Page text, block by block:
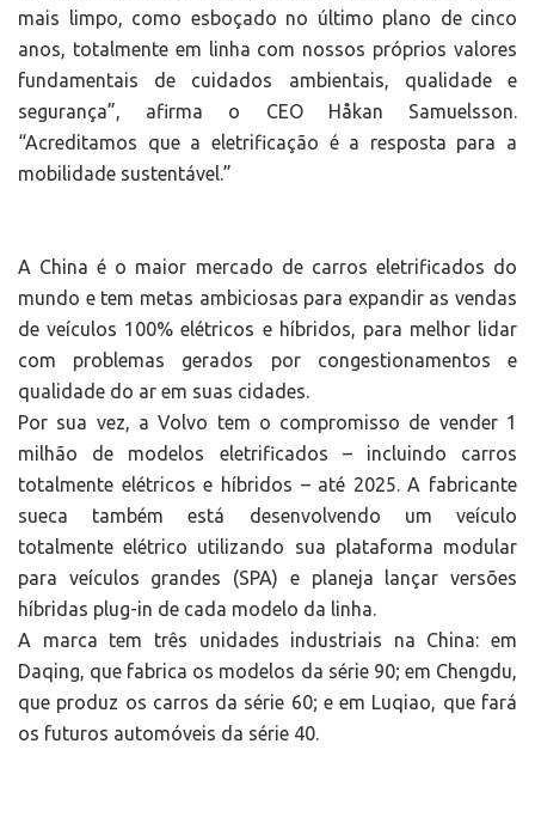
mais limpo, como esboçado no último plano de cinco
anos, totalmente em linha com nossos próprios valores
fundamentais de cuidados ambientais, qualidade e
segurança”, afirma o CEO Håkan Samuelsson.
“Acreditamos que a eletrificação é a resposta para a
mobilidade sustentável.”
A China é o maior mercado de carros eletrificados do
mundo e tem metas ambiciosas para expandir as vendas
de veículos 100% elétricos e híbridos, para melhor lidar
com problemas gerados por congestionamentos e
qualidade do ar em suas cidades.
Por sua vez, a Volvo tem o compromisso de vender 1
milhão de modelos eletrificados – incluindo carros
totalmente elétricos e híbridos – até 2025. A fabricante
sueca também está desenvolvendo um veículo
totalmente elétrico utilizando sua plataforma modular
para veículos grandes (SPA) e planeja lançar versões
híbridas plug-in de cada modelo da linha.
A marca tem três unidades industriais na China: em
Daqing, que fabrica os modelos da série 90; em Chengdu,
que produz os carros da série 60; e em Luqiao, que fará
os futuros automóveis da série 40.